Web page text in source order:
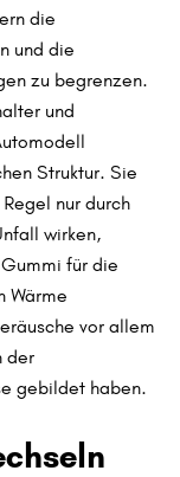
die
und die
zu begrenzen.
und
Struktur. Sie
nur durch
wirken,
für die
Wärme
vor allem
der
gebildet haben.